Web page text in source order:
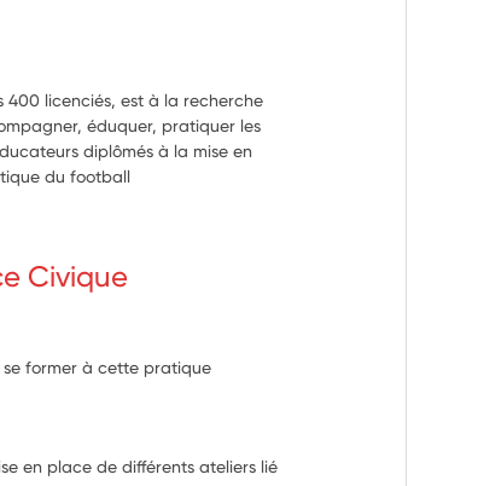
400 licenciés, est à la recherche
éduquer, pratiquer les
diplômés à la mise en
du football
Civique
former à cette pratique
en place de différents ateliers lié